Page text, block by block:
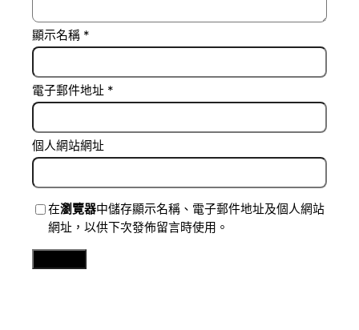
顯示名稱 *
電子郵件地址 *
個人網站網址
在瀏覽器中儲存顯示名稱、電子郵件地址及個人網站
網址，以供下次發佈留言時使用。